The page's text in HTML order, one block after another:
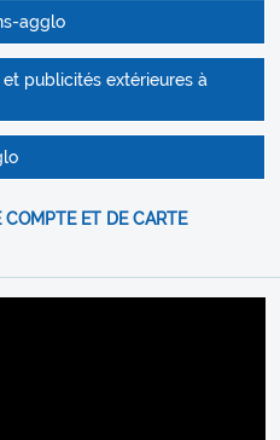
agglo
publicités extérieures à
ET DE CARTE